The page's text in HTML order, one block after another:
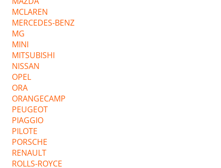
MCLAREN
MERCEDES-BENZ
MG
MINI
MITSUBISHI
NISSAN
OPEL
ORA
ORANGECAMP
PEUGEOT
PIAGGIO
PILOTE
PORSCHE
RENAULT
ROLLS-ROYCE